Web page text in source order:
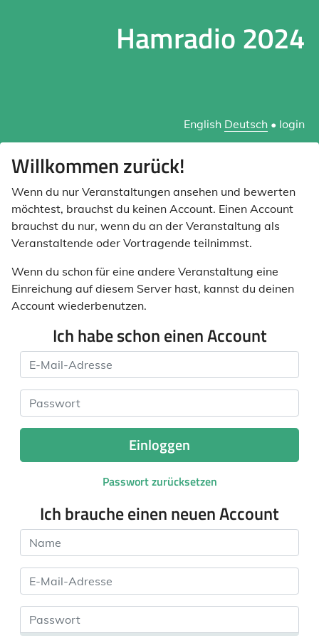
Hamradio 2024
English Deutsch • login
Willkommen zurück!
Wenn du nur Veranstaltungen ansehen und bewerten
möchtest, brauchst du keinen Account. Einen Account
brauchst du nur, wenn du an der Veranstaltung als
Veranstaltende oder Vortragende teilnimmst.
Wenn du schon für eine andere Veranstaltung eine
Einreichung auf diesem Server hast, kannst du deinen
Account wiederbenutzen.
Ich habe schon einen Account
E-Mail-Adresse
Passwort
Einloggen
Passwort zurücksetzen
Ich brauche einen neuen Account
Name
E-Mail-Adresse
Passwort